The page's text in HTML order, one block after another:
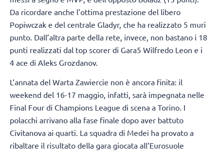
Da ricordare anche l’ottima prestazione del libero
Popiwczak e del centrale Gladyr, che ha realizzato 5 muri
punto. Dall’altra parte della rete, invece, non bastano i 18
punti realizzati dal top scorer di Gara5 Wilfredo Leon e i
4 ace di Aleks Grozdanov.
L’annata del Warta Zawiercie non è ancora finita: il
weekend del 16-17 maggio, infatti, sarà impegnata nelle
Final Four di Champions League di scena a Torino. I
polacchi arrivano alla fase finale dopo aver battuto
Civitanova ai quarti. La squadra di Medei ha provato a
ribaltare il risultato della gara giocata all’Eurosuole